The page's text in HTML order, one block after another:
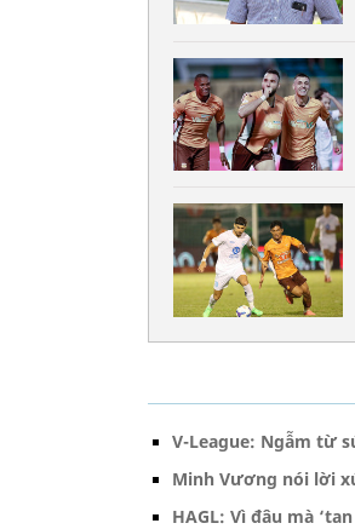
V-League: Ngẫm từ
Minh Vương nói lời
HAGL: Vì đâu mà